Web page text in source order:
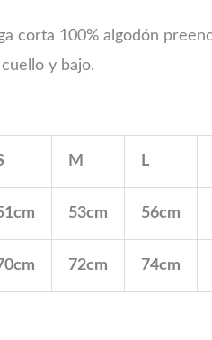
corta 100% algodón
y bajo.
M L
53cm 56cm
72cm 74cm